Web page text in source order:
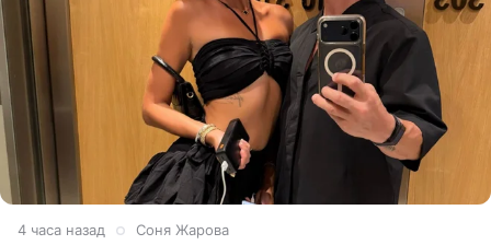
4 часа назад Соня Жарова